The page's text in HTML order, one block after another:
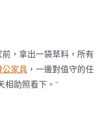
，拿出一袋草料，所有
公家具 ，一邊對值守的任
相助照看下。”